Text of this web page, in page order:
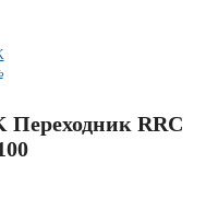
Переходник RRC